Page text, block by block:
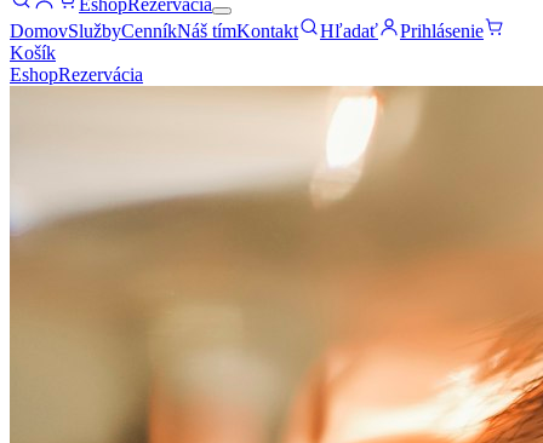
EshopRezervácia
DomovSlužbyCenníkNáš tímKontakt Hľadať
Prihlásenie
Košík
EshopRezervácia